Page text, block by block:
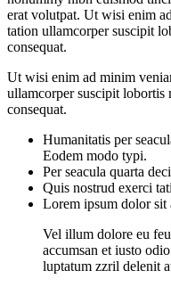
erat volutpat. Ut wisi enim
tation ullamcorper suscipit
consequat.
Ut wisi enim ad minim
ullamcorper suscipit lobortis
consequat.
Humanitatis per
Eodem modo typi.
Per seacula quarta
Quis nostrud exerci
Lorem ipsum dolor sit
Vel illum dolore eu
accumsan et iusto
luptatum zzril delenit